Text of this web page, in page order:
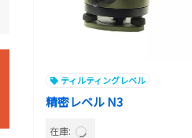
ティルティングレベル
精密レベル N3
在庫: